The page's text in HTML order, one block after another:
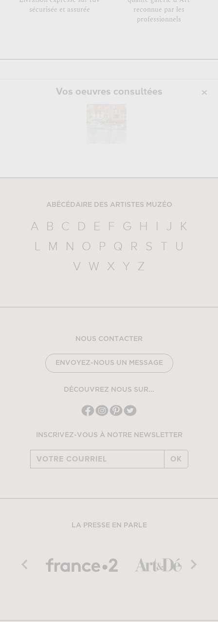
sécurisée et assurée
reconnue par les
professionnels
Vos oeuvres consultées
ABÉCÉDAIRE DES ARTISTES MUZÉO
A B C D E F G H I J
K
L
M N O P Q R S T
U
V
W X Y Z
NOUS CONTACTER
ENVOYEZ-NOUS UN MESSAGE
DÉCOUVREZ NOUS SUR...
INSCRIVEZ-VOUS À NOTRE NEWSLETTER
OK
LA PRESSE EN PARLE